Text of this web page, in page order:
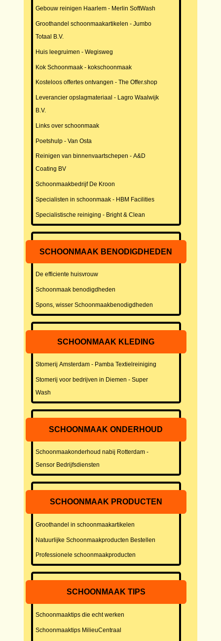
Gebouw reinigen Haarlem - Merlin SoftWash
Groothandel schoonmaakartikelen - Jumbo
Totaal B.V.
Huis leegruimen - Wegisweg
Kok Schoonmaak - kokschoonmaak
Kosteloos offertes ontvangen - The Offer.shop
Leverancier opslagmateriaal - Lagro Waalwijk
B.V.
Links over schoonmaak
Poetshulp - Van Osta
Reinigen van binnenvaartschepen - A&D
Coating BV
Schoonmaakbedrijf De Kroon
Specialisten in schoonmaak - HBM Facilities
Specialistische reiniging - Bright & Clean
SCHOONMAAK BENODIGDHEDEN
De efficiente huisvrouw
Schoonmaak benodigdheden
Spons, wisser Schoonmaakbenodigdheden
SCHOONMAAK KLEDING
Stomerij Amsterdam - Pamba Textielreiniging
Stomerij voor bedrijven in Diemen - Super
Wash
SCHOONMAAK ONDERHOUD
Schoonmaakonderhoud nabij Rotterdam -
Sensor Bedrijfsdiensten
SCHOONMAAK PRODUCTEN
Groothandel in schoonmaakartikelen
Natuurlijke Schoonmaakproducten Bestellen
Professionele schoonmaakproducten
SCHOONMAAK TIPS
Schoonmaaktips die echt werken
Schoonmaaktips MilieuCentraal